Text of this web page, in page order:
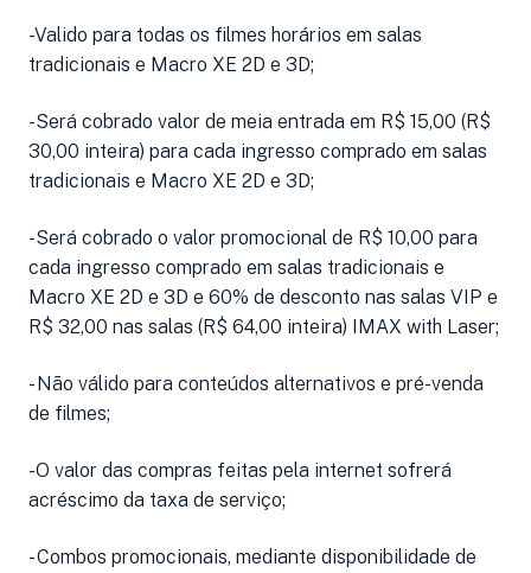
-Valido para todas os filmes horários em salas
tradicionais e Macro XE 2D e 3D;
-Será cobrado valor de meia entrada em R$ 15,00 (R$
30,00 inteira) para cada ingresso comprado em salas
tradicionais e Macro XE 2D e 3D;
-Será cobrado o valor promocional de R$ 10,00 para
cada ingresso comprado em salas tradicionais e
Macro XE 2D e 3D e 60% de desconto nas salas VIP e
R$ 32,00 nas salas (R$ 64,00 inteira) IMAX with Laser;
- Não válido para conteúdos alternativos e pré-venda
de filmes;
-O valor das compras feitas pela internet sofrerá
acréscimo da taxa de serviço;
- Combos promocionais, mediante disponibilidade de